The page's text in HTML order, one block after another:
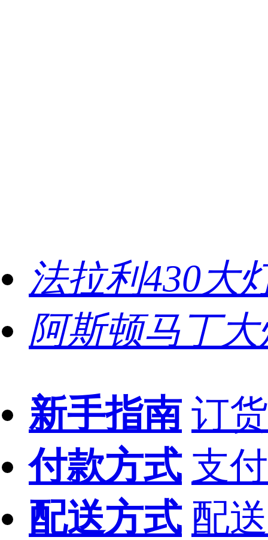
法拉利430大
阿斯顿马丁大
新手指南 订
付款方式 支
配送方式 配